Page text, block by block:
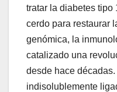
tratar la diabetes tipo
cerdo para restaurar
genómica, la
catalizado una
desde hace
indisolublemente